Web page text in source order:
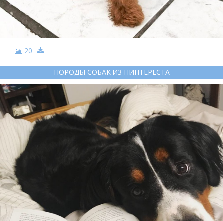
20
ПОРОДЫ СОБАК ИЗ ПИНТЕРЕСТА